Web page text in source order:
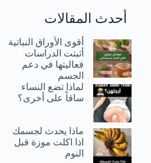
أحدث المقالات
أقوى الأوراق النباتية
أثبتت الدراسات
فعاليتها في دعم
الجسم
لماذا تضع النساء
ساقاً على أخرى؟
ماذا يحدث لجسمك
اذا اكلت موزة قبل
النوم